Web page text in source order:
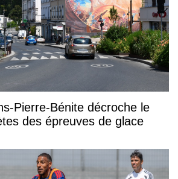
Pierre-Bénite décroche le
des épreuves de glace